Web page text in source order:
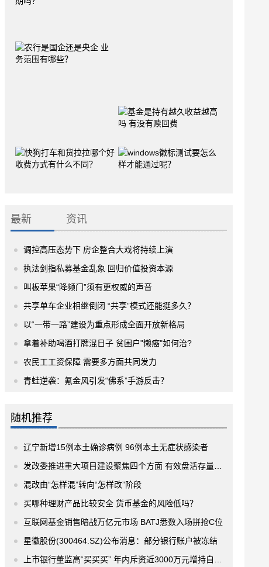
最新 资讯
调控高压态势下 房企整合大戏将持续上演
执法剑指私募基金乱象 回归价值投资本源
叫板苹果“降频门”须有更权威的声音
共享单车企业相继倒闭 “共享”模式还能挺多久？
以“一带一路”建设为重点形成全面开放新格局
拿着补助喝酒打牌混日子 贫困户"懒癌"如何治?
农民工工资保障 需要多方面共同发力
青蛙逆袭：氪金风引发“佛系”手游反击？
随机推荐
辽宁新增15例本土确诊病例 96例本土无症状感染者
发改委推进重大项目建设聚焦四个方面 有效盘活存量资产
混改由“怎样混”转向“怎样改”阶段
买哪种理财产品比较安全 货币基金的风险低吗？
互联网基金销售暗战万亿元市场 BATJ悉数入场拼抢C位
星徽股份(300464.SZ)公布消息：部分银行账户被冻结
上市银行董监高“买买买” 年内斥资近3000万元增持自家股票 助推股价上涨